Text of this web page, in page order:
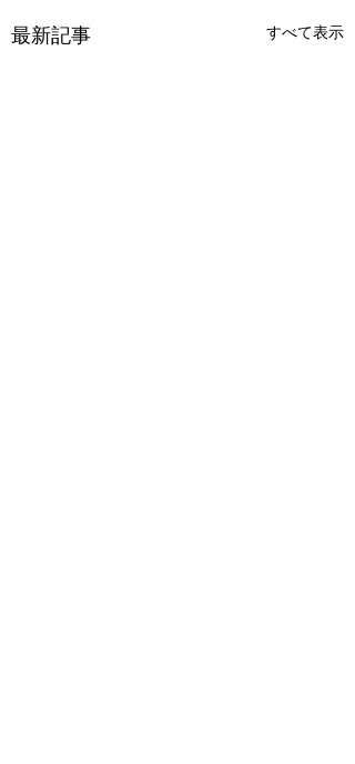
最新記事 すべて表示